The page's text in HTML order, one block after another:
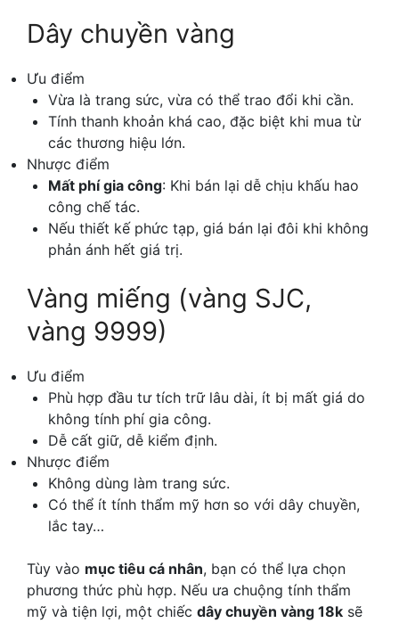
Dây chuyền vàng
Ưu điểm
Vừa là trang sức, vừa có thể trao đổi khi cần.
Tính thanh khoản khá cao, đặc biệt khi mua từ
các thương hiệu lớn.
Nhược điểm
Mất phí gia công: Khi bán lại dễ chịu khấu hao
công chế tác.
Nếu thiết kế phức tạp, giá bán lại đôi khi không
phản ánh hết giá trị.
Vàng miếng (vàng SJC,
vàng 9999)
Ưu điểm
Phù hợp đầu tư tích trữ lâu dài, ít bị mất giá do
không tính phí gia công.
Dễ cất giữ, dễ kiểm định.
Nhược điểm
Không dùng làm trang sức.
Có thể ít tính thẩm mỹ hơn so với dây chuyền,
lắc tay…
Tùy vào mục tiêu cá nhân, bạn có thể lựa chọn
phương thức phù hợp. Nếu ưa chuộng tính thẩm
mỹ và tiện lợi, một chiếc dây chuyền vàng 18k sẽ